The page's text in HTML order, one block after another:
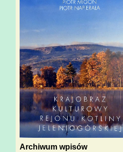
Archiwum wpisów